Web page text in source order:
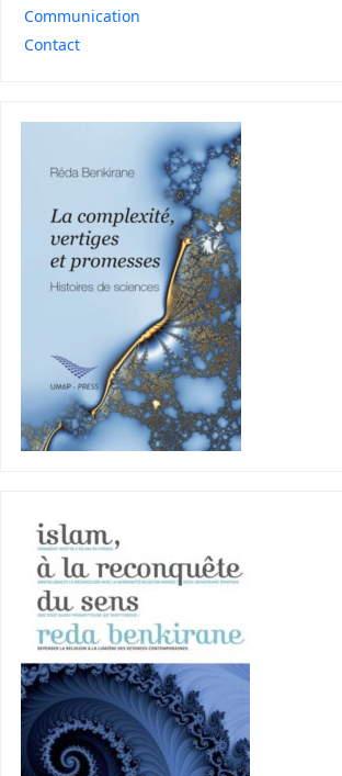
Communication
Contact